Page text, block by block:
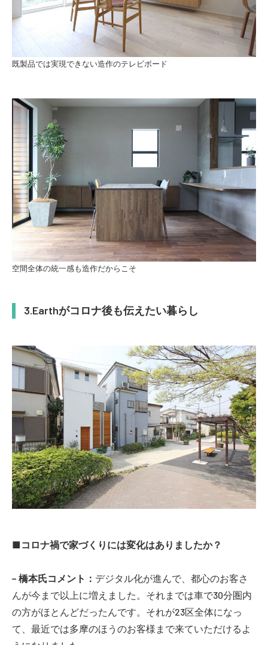
既製品では実現できない造作のテレビボード
空間全体の統一感も造作だからこそ
Earthがコロナ後も伝えたい暮らし
■コロナ禍で家づくりには変化はありましたか？
− 橋本氏コメント： デジタル化が進んで、都心のお客さ
んが今まで以上に増えました。それまでは車で30分圏内
の方がほとんどだったんです。それが23区全体になっ
て、最近では多摩のほうのお客様まで来ていただけるよ